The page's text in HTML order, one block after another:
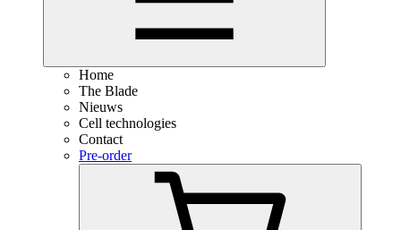
Home
The Blade
Nieuws
Cell technologies
Contact
Pre-order